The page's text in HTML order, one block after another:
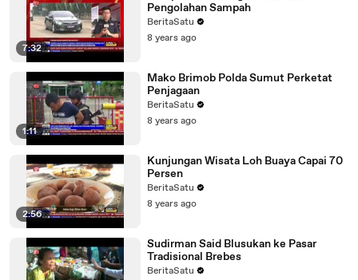
7:32
Pengolahan Sampah
BeritaSatu
8 years ago
1:11
Mako Brimob Polda Sumut Perketat
Penjagaan
BeritaSatu
8 years ago
2:56
Kunjungan Wisata Loh Buaya Capai 70
Persen
BeritaSatu
8 years ago
Sudirman Said Blusukan ke Pasar
Tradisional Brebes
BeritaSatu